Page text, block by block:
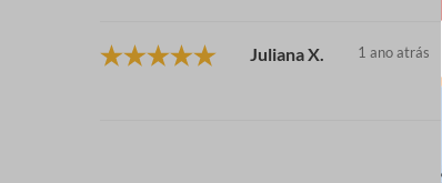
Juliana X. 1 ano atrás